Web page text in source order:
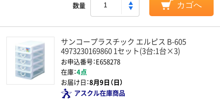
数量 カゴへ
サンコープラスチック エルピス B-605
4973230169860 1セット(3台:1台×3)
お申込番号：E658278
在庫：4点
お届け日：8月9日（日）
アスクル在庫商品